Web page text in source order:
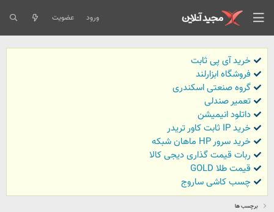
ورود عضویت
خرید آی پی ثابت
فروشگاه ابزارلند
گروه صنعتی اسکندری
تعمیر صندلی
داتلود انیمیشن
خرید IP ثابت کاور تریدر
خرید سرور HP ماهان شبکه
ربات قیمت گذاری دیجی کالا
قیمت طلا GOLD
چسب کاشی ساروج
برچسب ها